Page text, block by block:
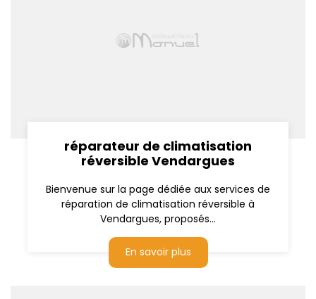
réparateur de climatisation
réversible Vendargues
Bienvenue sur la page dédiée aux services de
réparation de climatisation réversible à
Vendargues, proposés...
En savoir plus